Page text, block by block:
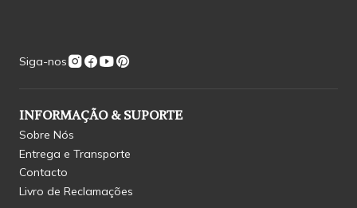
Siga-nos
INFORMAÇÃO & SUPORTE
Sobre Nós
Entrega e Transporte
Contacto
Livro de Reclamações